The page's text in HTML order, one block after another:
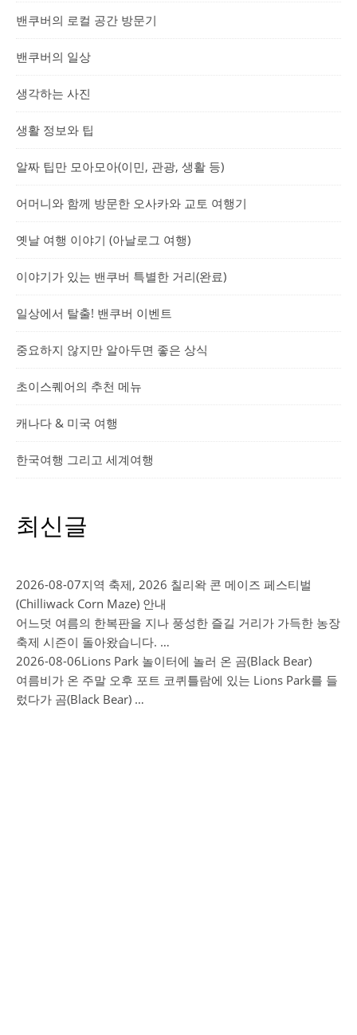
밴쿠버의 로컬 공간 방문기
밴쿠버의 일상
생각하는 사진
생활 정보와 팁
알짜 팁만 모아모아(이민, 관광, 생활 등)
어머니와 함께 방문한 오사카와 교토 여행기
옛날 여행 이야기 (아날로그 여행)
이야기가 있는 밴쿠버 특별한 거리(완료)
일상에서 탈출! 밴쿠버 이벤트
중요하지 않지만 알아두면 좋은 상식
초이스퀘어의 추천 메뉴
캐나다 & 미국 여행
한국여행 그리고 세계여행
최신글
2026-08-07지역 축제, 2026 칠리왁 콘 메이즈 페스티벌
(Chilliwack Corn Maze) 안내
어느덧 여름의 한복판을 지나 풍성한 즐길 거리가 가득한 농장
축제 시즌이 돌아왔습니다. …
2026-08-06Lions Park 놀이터에 놀러 온 곰(Black Bear)
여름비가 온 주말 오후 포트 코퀴틀람에 있는 Lions Park를 들
렀다가 곰(Black Bear) …